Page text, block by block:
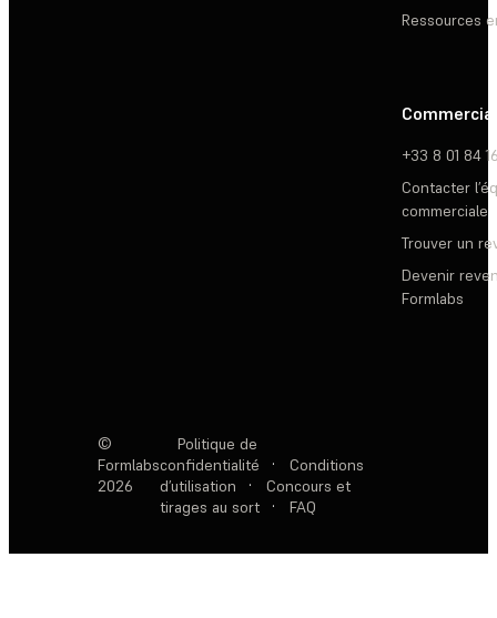
Ressources
Commercial
+33 8 01 84
Contacter
commerciale
Trouver un
Devenir
Formlabs
©
Formlabs
2026
Politique de
confidentialité
·
Conditions
d’utilisation
·
Concours et
tirages au sort
· FAQ